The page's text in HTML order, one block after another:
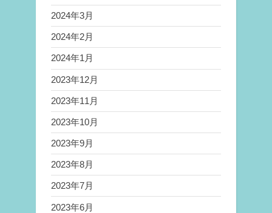
2024年3月
2024年2月
2024年1月
2023年12月
2023年11月
2023年10月
2023年9月
2023年8月
2023年7月
2023年6月